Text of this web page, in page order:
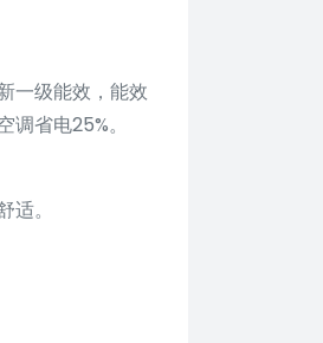
一级能效，能效
省电25%。
。